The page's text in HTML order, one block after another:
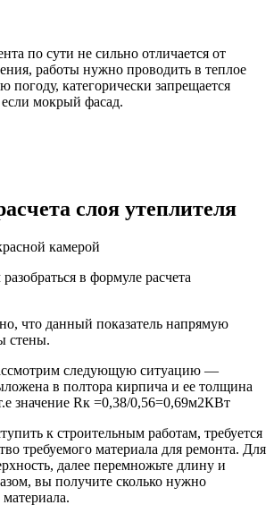
по сути не сильно отличается от
работы нужно проводить в теплое
погоду, категорически запрещается
мокрый фасад.
слоя утеплителя
камерой
в формуле расчета
что данный показатель напрямую
стены.
следующую ситуацию —
в полтора кирпича и ее толщина
значение Rк =0,38/0,56=0,69м2КВт
к строительным работам, требуется
требуемого материала для ремонта. Для
далее перемножьте длину и
вы получите сколько нужно